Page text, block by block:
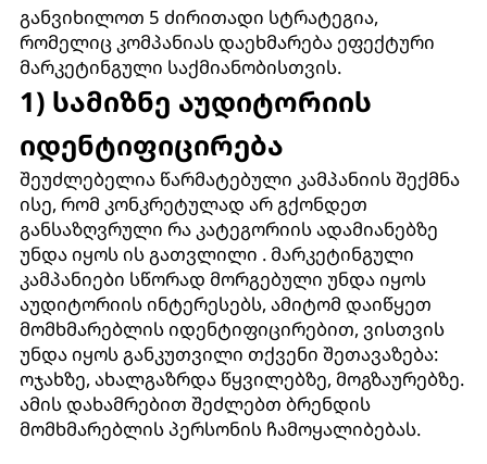
განვიხილოთ 5 ძირითადი სტრატეგია,
რომელიც კომპანიას დაეხმარება ეფექტური
მარკეტინგული საქმიანობისთვის.
1) სამიზნე აუდიტორიის
იდენტიფიცირება
შეუძლებელია წარმატებული კამპანიის შექმნა
ისე, რომ კონკრეტულად არ გქონდეთ
განსაზღვრული რა კატეგორიის ადამიანებზე
უნდა იყოს ის გათვლილი . მარკეტინგული
კამპანიები სწორად მორგებული უნდა იყოს
აუდიტორიის ინტერესებს, ამიტომ დაიწყეთ
მომხმარებლის იდენტიფიცირებით, ვისთვის
უნდა იყოს განკუთვილი თქვენი შეთავაზება:
ოჯახზე, ახალგაზრდა წყვილებზე, მოგზაურებზე.
ამის დახამრებით შეძლებთ ბრენდის
მომხმარებლის პერსონის ჩამოყალიბებას.